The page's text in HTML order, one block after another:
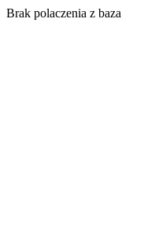
Brak polaczenia z baza